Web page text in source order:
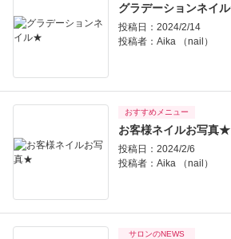
グラデーションネイ
投稿日：2024/2/14
投稿者： Aika （nail）
おすすめメニュー
お客様ネイルお写真★
投稿日：2024/2/6
投稿者： Aika （nail）
サロンのNEWS